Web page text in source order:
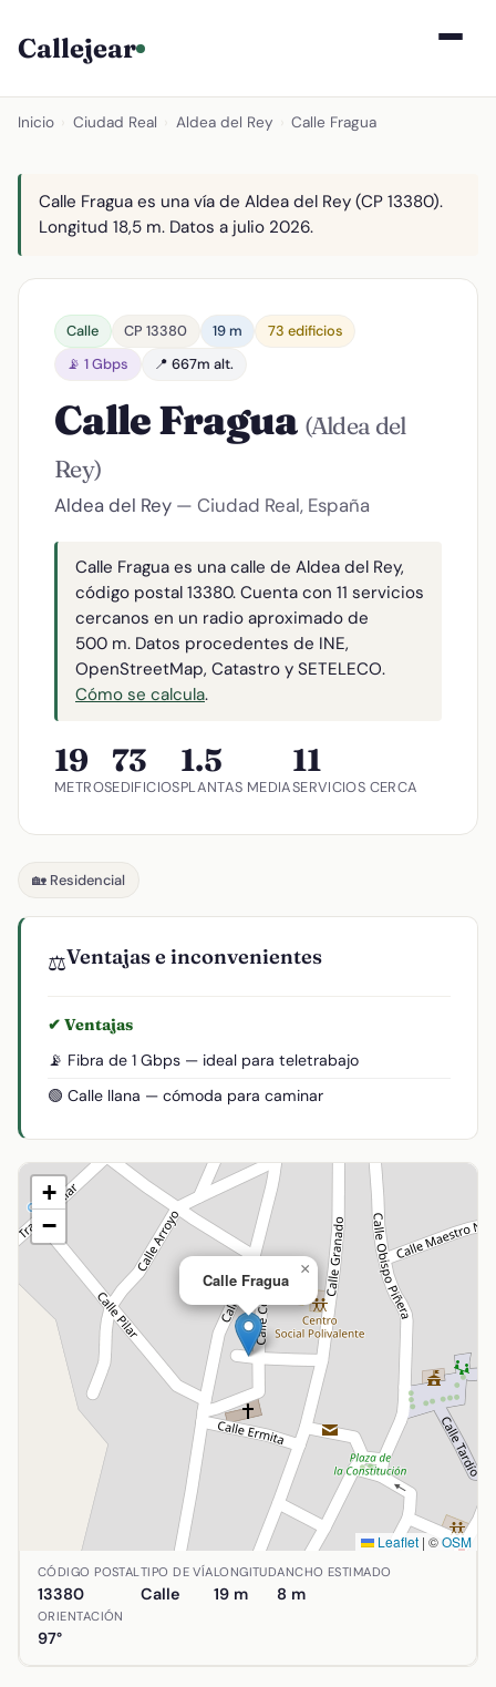
Callejear
Inicio Ciudad Real Aldea del Rey Calle Fragua
Calle Fragua es una vía de Aldea del Rey (CP 13380).
Longitud 18,5 m. Datos a julio 2026.
Calle CP 13380 19 m
73 edificios
📡 1 Gbps
📍 667m alt.
Calle Fragua (Aldea del
Rey)
Aldea del Rey — Ciudad Real, España
Calle Fragua es una calle de Aldea del Rey,
código postal 13380. Cuenta con 11 servicios
cercanos en un radio aproximado de
500 m. Datos procedentes de INE,
OpenStreetMap, Catastro y SETELECO.
Cómo se calcula.
19
METROS
73
EDIFICIOS
1.5
PLANTAS MEDIA
11
SERVICIOS CERCA
🏡 Residencial
⚖️Ventajas e inconvenientes
✔ Ventajas
📡 Fibra de 1 Gbps — ideal para teletrabajo
🟢 Calle llana — cómoda para caminar
Calle Fragua
×
+
−
Leaflet | ©OSM
Ubicación de Calle Fragua en Aldea del Rey, Ciudad
CÓDIGO POSTAL
13380
TIPO DE VÍA
Calle
LONGITUD
19 m
ANCHO ESTIMADO
8 m
ORIENTACIÓN
97°